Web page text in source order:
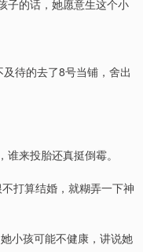
子的话，她愿意生这个小
待的去了8号当铺，舍出
来投胎还真挺倒霉。
打算结婚，就糊弄一下神
小孩可能不健康，讲说她